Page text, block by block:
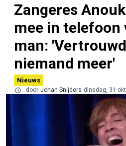
Zangeres
mee in telefoon
man:
niemand meer'
Nieuws
door Johan Snijders dinsdag, 31